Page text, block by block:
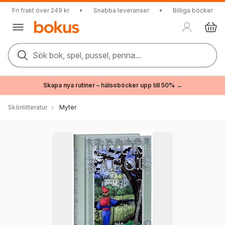
Fri frakt över 249 kr • Snabba leveranser • Billiga böcker
Sök bok, spel, pussel, penna...
Skapa nya rutiner – hälsoböcker upp till 50% →
Skönlitteratur Myter